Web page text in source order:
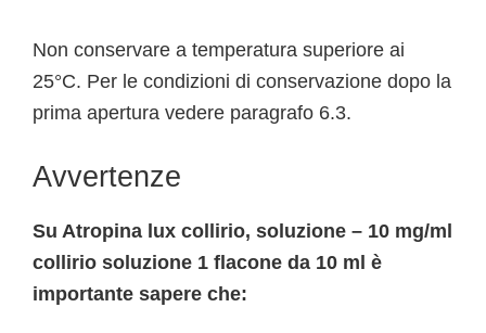
Non conservare a temperatura superiore ai
25°C. Per le condizioni di conservazione dopo la
prima apertura vedere paragrafo 6.3.
Avvertenze
Su Atropina lux collirio, soluzione – 10 mg/ml
collirio soluzione 1 flacone da 10 ml è
importante sapere che: